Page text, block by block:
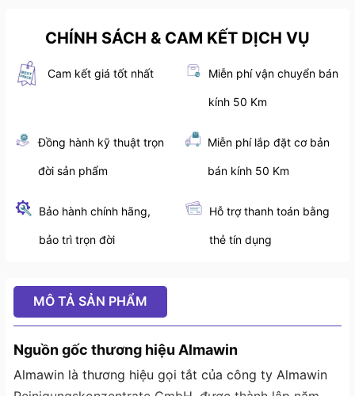
CHÍNH SÁCH & CAM KẾT DỊCH VỤ
Cam kết giá tốt nhất Miễn phí vận chuyển bán
kính 50 Km
Đồng hành kỹ thuật trọn
đời sản phẩm
Miễn phí lắp đặt cơ bản
bán kính 50 Km
Bảo hành chính hãng,
bảo trì trọn đời
Hỗ trợ thanh toán bằng
thẻ tín dụng
MÔ TẢ SẢN PHẨM
Nguồn gốc thương hiệu Almawin
Almawin là thương hiệu gọi tắt của công ty Almawin